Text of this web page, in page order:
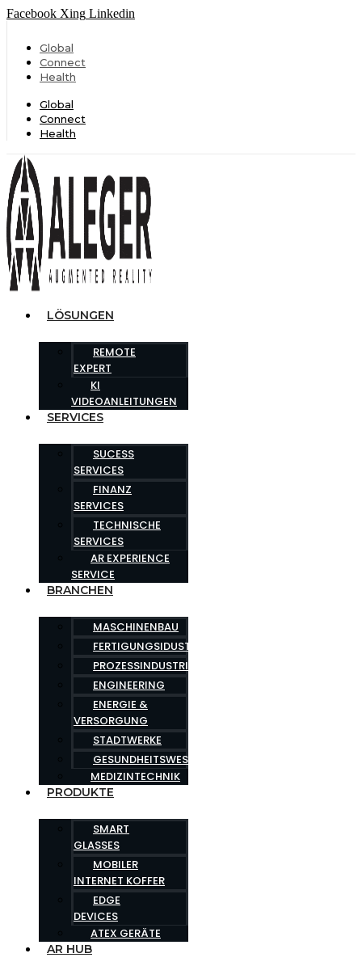
Facebook Xing Linkedin
Global
Connect
Health
Global
Connect
Health
LÖSUNGEN
REMOTE
EXPERT
KI
VIDEOANLEITUNGEN
SERVICES
SUCESS
SERVICES
FINANZ
SERVICES
TECHNISCHE
SERVICES
AR EXPERIENCE
SERVICE
BRANCHEN
MASCHINENBAU
FERTIGUNGSIDUSTRIE
PROZESSINDUSTRIE
ENGINEERING
ENERGIE &
VERSORGUNG
STADTWERKE
GESUNDHEITSWESEN
MEDIZINTECHNIK
PRODUKTE
SMART
GLASSES
MOBILER
INTERNET KOFFER
EDGE
DEVICES
ATEX GERÄTE
AR HUB